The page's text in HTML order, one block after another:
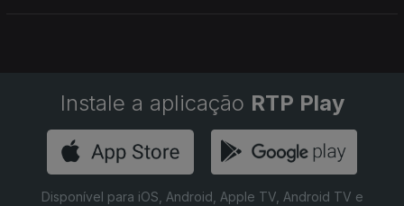
Instale a aplicação RTP Play
Disponível para iOS, Android, Apple TV, Android TV e